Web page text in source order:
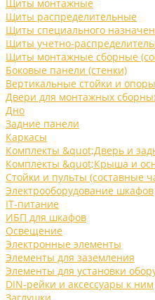
Щиты монтажные
Щиты распределительные
Щиты специального
Щиты учетно-
Щиты монтажные сборные
Боковые панели (стенки)
Вертикальные стойки и опоры
Двери для монтажных
Дно
Задние панели
Каркасы
Комплекты &quot;Дверь и
Комплекты &quot;Крыша и
Стойки и пульты (составные
Электрооборудование шкафов
IT-питание
ИБП для шкафов
Освещение
Электронные элементы
Элементы для заземления
Элементы для установки
DIN-рейки и аксессуары к ним